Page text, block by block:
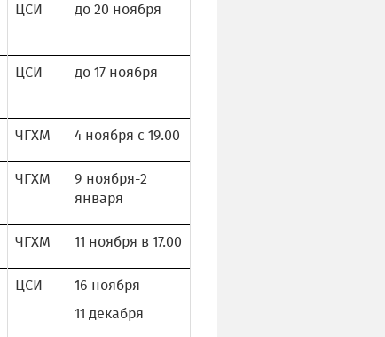
ЦСИ до 20 ноября
ЦСИ до 17 ноября
ЧГХМ 4 ноября с 19.00
ЧГХМ
9 ноября-2
января
ЧГХМ 11 ноября в 17.00
ЦСИ
16 ноября-
11 декабря